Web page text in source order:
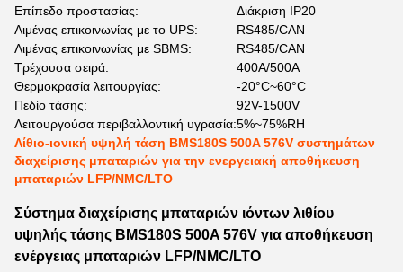
Επίπεδο προστασίας:
Διάκριση IP20
Λιμένας επικοινωνίας με το UPS:
RS485/CAN
Λιμένας επικοινωνίας με SBMS:
RS485/CAN
Τρέχουσα σειρά:
400A/500A
Θερμοκρασία λειτουργίας:
-20°C~60°C
Πεδίο τάσης:
92V-1500V
Λειτουργούσα περιβαλλοντική υγρασία:5%~75%RH
Λίθιο-ιονική υψηλή τάση BMS180S 500A 576V συστημάτων
διαχείρισης μπαταριών για την ενεργειακή αποθήκευση
μπαταριών LFP/NMC/LTO
Σύστημα διαχείρισης μπαταριών ιόντων λιθίου
υψηλής τάσης BMS180S 500A 576V για αποθήκευση
ενέργειας μπαταριών LFP/NMC/LTO